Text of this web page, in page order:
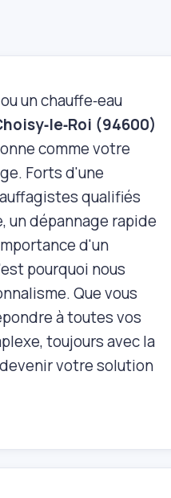
un chauffe‑eau
(94600)
comme votre
Forts d'une
qualifiés
un dépannage rapide
d'un
pourquoi nous
Que vous
à toutes vos
toujours avec la
votre solution